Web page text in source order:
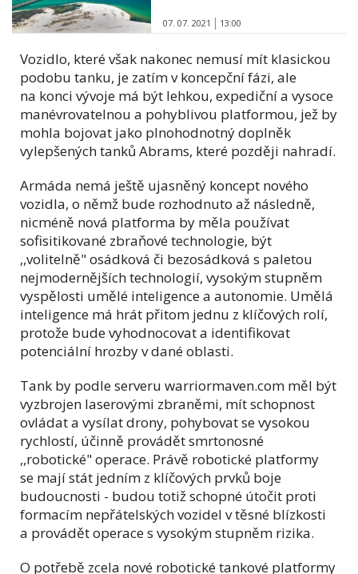
07. 07. 2021 13:00
Vozidlo, které však nakonec nemusí mít klasickou
podobu tanku, je zatím v koncepční fázi, ale
na konci vývoje má být lehkou, expediční a vysoce
manévrovatelnou a pohyblivou platformou, jež by
mohla bojovat jako plnohodnotný doplněk
vylepšených tanků Abrams, které později nahradí.
Armáda nemá ještě ujasněný koncept nového
vozidla, o němž bude rozhodnuto až následně,
nicméně nová platforma by měla používat
sofisitikované zbraňové technologie, být
,,volitelně" osádková či bezosádková s paletou
nejmodernějších technologií, vysokým stupněm
vyspělosti umělé inteligence a autonomie. Umělá
inteligence má hrát přitom jednu z klíčových rolí,
protože bude vyhodnocovat a identifikovat
potenciální hrozby v dané oblasti.
Tank by podle serveru warriormaven.com měl být
vyzbrojen laserovými zbraněmi, mít schopnost
ovládat a vysílat drony, pohybovat se vysokou
rychlostí, účinně provádět smrtonosné
,,robotické" operace. Právě robotické platformy
se mají stát jedním z klíčových prvků boje
budoucnosti - budou totiž schopné útočit proti
formacím nepřátelských vozidel v těsné blízkosti
a provádět operace s vysokým stupněm rizika.
O potřebě zcela nové robotické tankové platformy